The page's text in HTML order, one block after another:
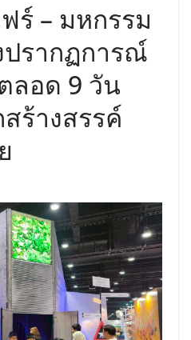
ร์ – มหกรรม
ปรากฏการณ์
ลอด 9 วัน
ร้างสรรค์